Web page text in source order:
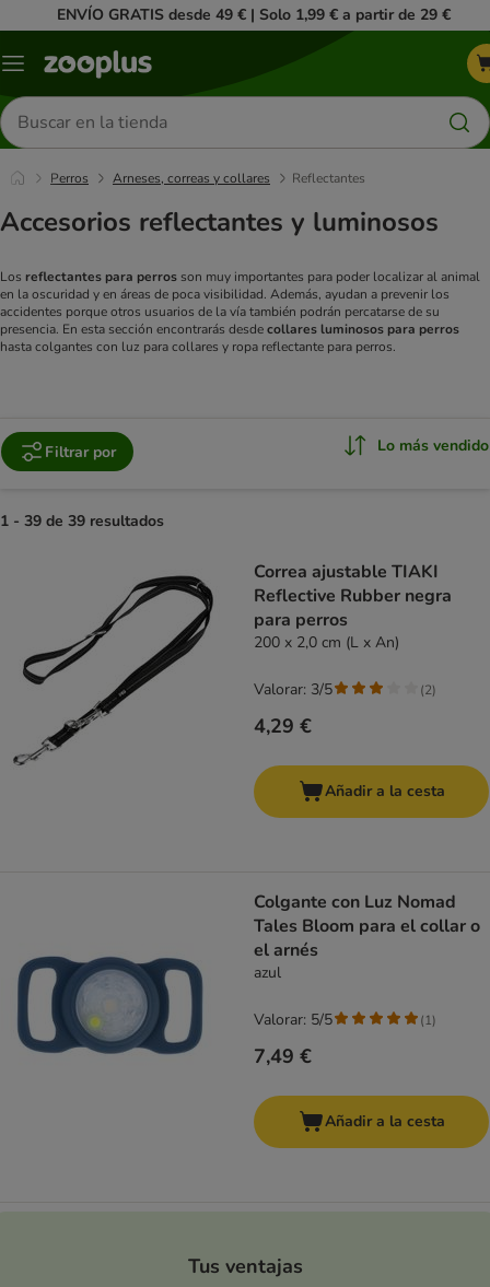
ENVÍO GRATIS desde 49 € | Solo 1,99 € a partir de 29 €
Menú
Buscar
productos
Perros Arneses, correas y collares Reflectantes
Accesorios reflectantes y luminosos
Los reflectantes para perros son muy importantes para poder localizar al animal
en la oscuridad y en áreas de poca visibilidad. Además, ayudan a prevenir los
accidentes porque otros usuarios de la vía también podrán percatarse de su
presencia. En esta sección encontrarás desdecollares luminosos para perros
hasta colgantes con luz para collares y ropa reflectante para perros.
Filtrar por Lo más vendido
1 - 39 de 39 resultados
Correa ajustable TIAKI
Reflective Rubber negra
para perros
200 x 2,0 cm (L x An)
4,29 €
Valorar: 3/5 (2)
Añadir a la cesta
Colgante con Luz Nomad
Tales Bloom para el collar o
el arnés
azul
7,49 €
Valorar: 5/5 (1)
Añadir a la cesta
Tus ventajas